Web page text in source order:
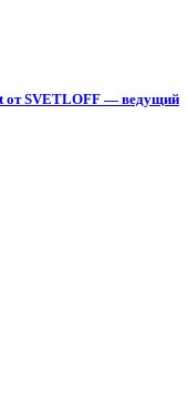
от SVETLOFF — ведущий